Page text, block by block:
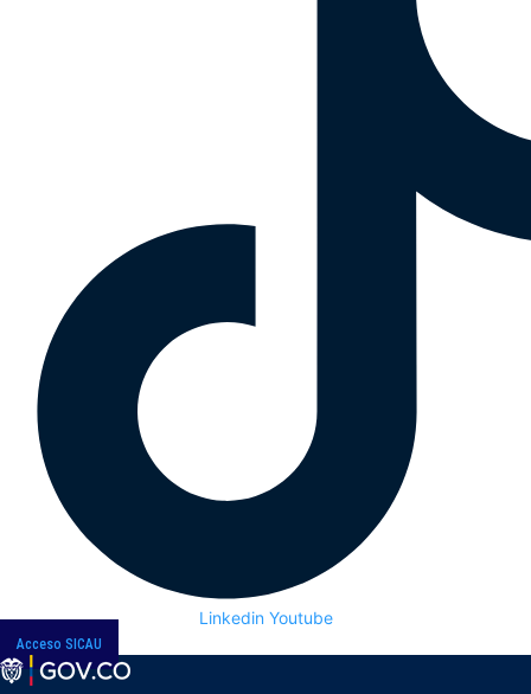
Linkedin Youtube
Acceso SICAU